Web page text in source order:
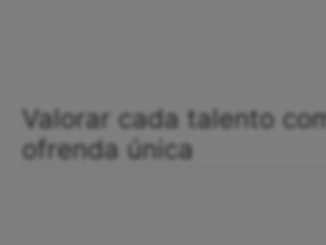
Valorar cada talento
ofrenda única